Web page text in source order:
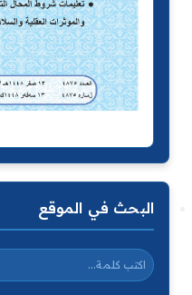
البحث في الموقع